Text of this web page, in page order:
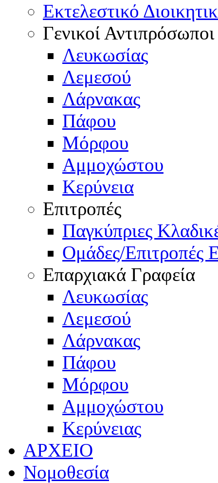
Εκτελεστικό
Γενικοί Αντιπρόσωποι
Λευκωσίας
Λεμεσού
Λάρνακας
Πάφου
Μόρφου
Αμμοχώστου
Κερύνεια
Επιτροπές
Παγκύπριες
Ομάδες/Επιτροπές
Επαρχιακά Γραφεία
Λευκωσίας
Λεμεσού
Λάρνακας
Πάφου
Μόρφου
Αμμοχώστου
Κερύνειας
ΑΡΧΕΙΟ
Νομοθεσία